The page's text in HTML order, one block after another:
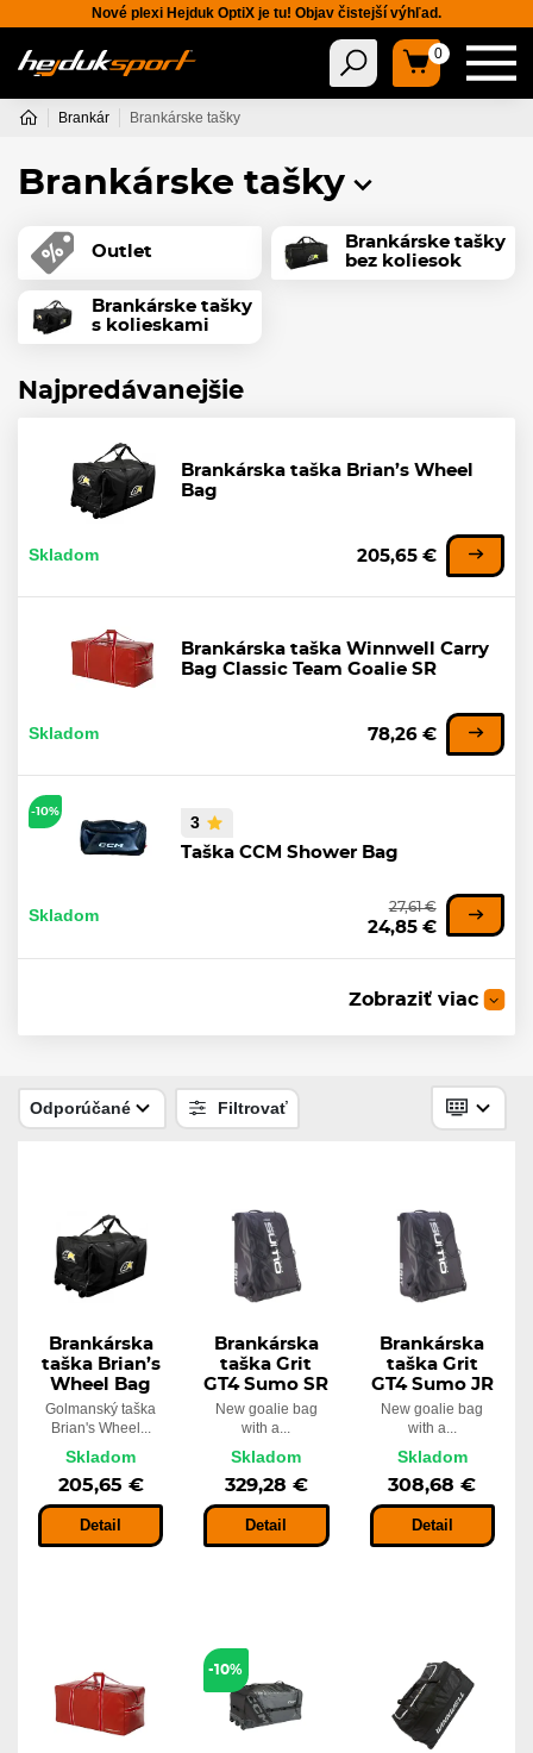
Nové plexi Hejduk OptiX je tu! Objav čistejší výhľad.
0
Brankár Brankárske tašky
Brankárske tašky
Outlet
Brankárske tašky
bez koliesok
Brankárske tašky
s kolieskami
Najpredávanejšie
Brankárska taška Brian’s Wheel
Bag
Skladom 205,65 €
Brankárska taška Winnwell Carry
Bag Classic Team Goalie SR
Skladom 78,26 €
-10%
3
Taška CCM Shower Bag
Skladom 27,61 €
24,85 €
Skladom
Bag Goalie
Skladom 160,68 €
Zobraziť viac
Odporúčané Filtrovať
Brankárska
taška Brian’s
Wheel Bag
Golmanský taška
Brian's Wheel...
Skladom
205,65 €
Detail
Brankárska
taška Grit
GT4 Sumo SR
New goalie bag
with a...
Skladom
329,28 €
Detail
Brankárska
taška Grit
GT4 Sumo JR
New goalie bag
with a...
Skladom
308,68 €
Detail
-10%